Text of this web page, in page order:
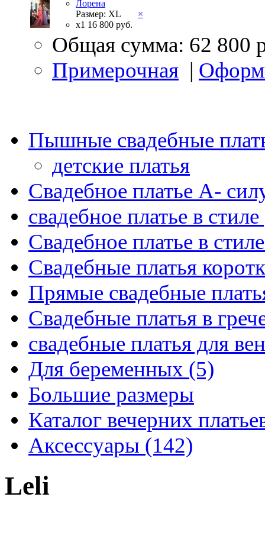
Лорена
Размер: XL
x1 16 800 руб.
×
Общая сумма: 62 800
Примерочная |
Пышные свадебные
детские платья
Свадебное платье А-
свадебное платье в
Свадебное платье в
Свадебные платья
Прямые свадебные
Свадебные платья в
свадебные платья для
Для беременных (5)
Большие размеры
Каталог вечерних
Аксессуары (142)
Leli